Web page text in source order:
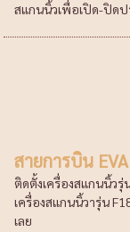
สแกนนิ้วเพื่อเปิด-ปิด
สายการบิน
ติดตั้งเครื่องสแกนนิ้ว
เครื่องสแกนนิ้วารุ่น
เลย